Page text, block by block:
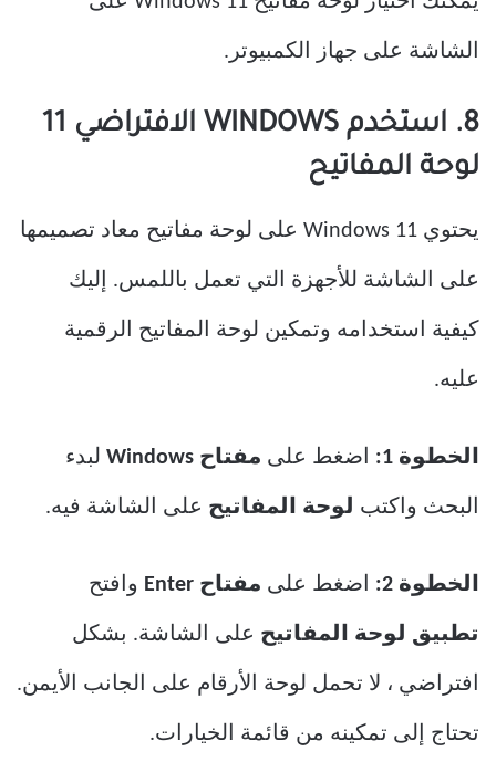
الشاشة على جهاز الكمبيوتر.
8. استخدم WINDOWS الافتراضي 11
لوحة المفاتيح
يحتوي Windows 11 على لوحة مفاتيح معاد تصميمها
على الشاشة للأجهزة التي تعمل باللمس. إليك
كيفية استخدامه وتمكين لوحة المفاتيح الرقمية
عليه.
الخطوة 1: اضغط على مفتاح Windows لبدء
البحث واكتب لوحة المفاتيح على الشاشة فيه.
الخطوة 2: اضغط على مفتاح Enter وافتح
تطبيق لوحة المفاتيح على الشاشة. بشكل
افتراضي ، لا تحمل لوحة الأرقام على الجانب الأيمن.
تحتاج إلى تمكينه من قائمة الخيارات.